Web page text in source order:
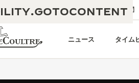
でのお問い合わせ ブティック
ニュース タイム